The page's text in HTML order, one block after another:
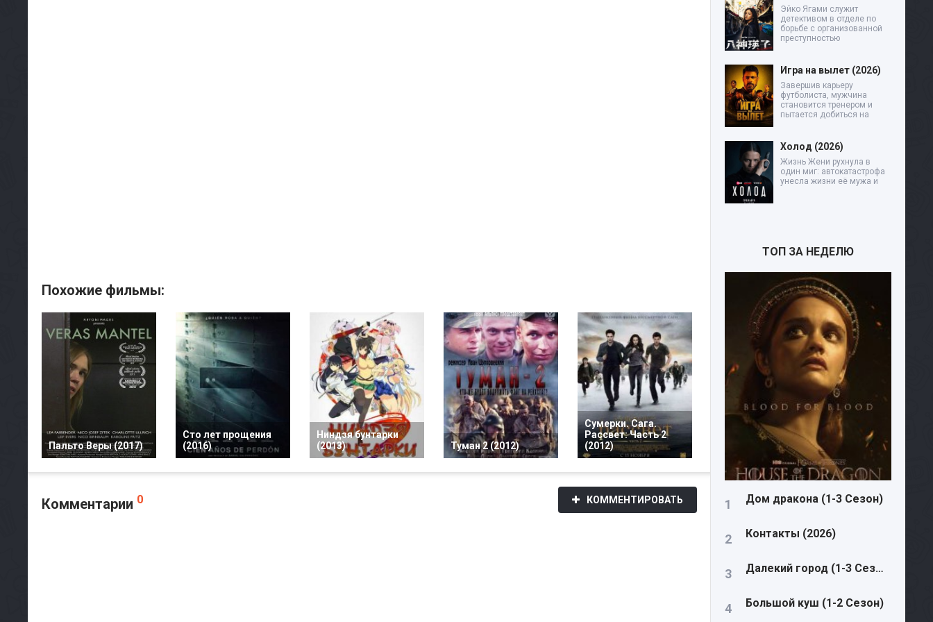
Похожие фильмы:
Пальто Веры (2017)
Сто лет прощения
(2016)
Ниндзя бунтарки
(2013)
Туман 2 (2012)
Сумерки. Сага.
Рассвет: Часть 2
(2012)
Комментарии 0 КОММЕНТИРОВАТЬ
Эйко Ягами служит
детективом в отделе по
борьбе с организованной
преступностью
Игра на вылет (2026)
Завершив карьеру
футболиста, мужчина
становится тренером и
пытается добиться на
Холод (2026)
Жизнь Жени рухнула в
один миг: автокатастрофа
унесла жизни её мужа и
ТОП ЗА НЕДЕЛЮ
Дом дракона (1-3 Сезон)
Контакты (2026)
Далекий город (1-3 Сезон)
Большой куш (1-2 Сезон)